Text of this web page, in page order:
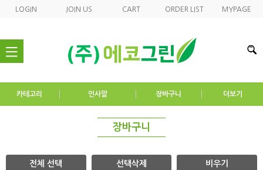
LOGIN JOIN US CART ORDER LIST MYPAGE
카테고리 인사말 장바구니 더보기
nav
장바구니
전체 선택 선택삭제 비우기